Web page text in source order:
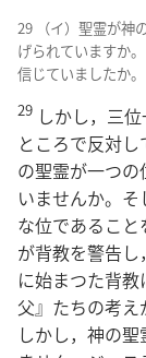
29 （イ）聖霊が神
げられていますか
信じていましたか。
29 しかし，三
ところで反対
の聖霊が一つ
いませんか。
な位であるこ
が背教を警告
に始まつた背
父』たちの考え
しかし，神の